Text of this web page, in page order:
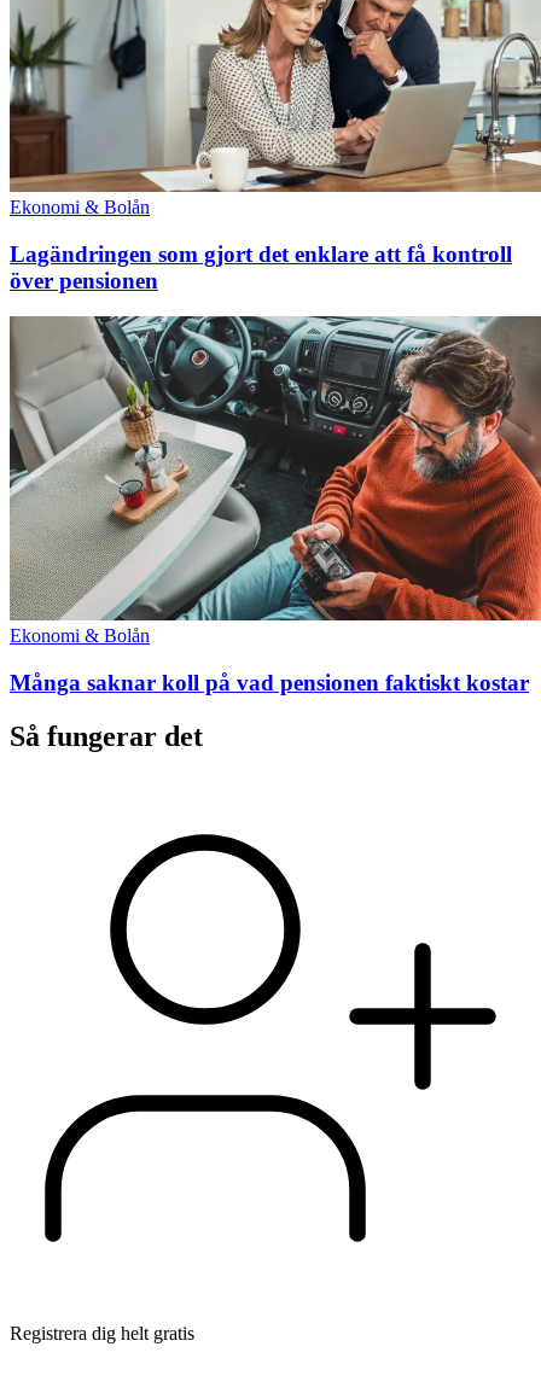
Ekonomi & Bolån
Lagändringen som gjort det enklare att få kontroll
över pensionen
Ekonomi & Bolån
Många saknar koll på vad pensionen faktiskt kostar
Så fungerar det
Registrera dig helt gratis